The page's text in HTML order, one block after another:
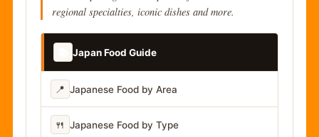
regional specialties, iconic dishes and more.
Japan Food Guide
📍 Japanese Food by Area
🍴 Japanese Food by Type